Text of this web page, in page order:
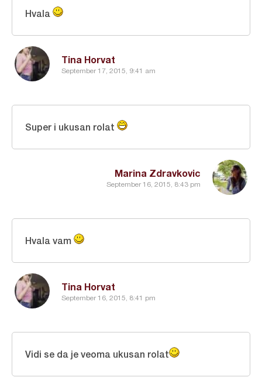
Tina Horvat
September 17, 2015, 9:41 am
Hvala
Marina Zdravkovic
September 16, 2015, 8:43 pm
Super i ukusan rolat
Tina Horvat
September 16, 2015, 8:41 pm
Hvala vam
Vidi se da je veoma ukusan rolat